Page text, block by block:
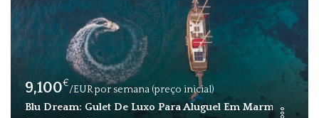
9,100€
/EUR por semana (preço inicial)
Blu Dream: Gulet De Luxo Para Aluguel Em Marmaris - 8